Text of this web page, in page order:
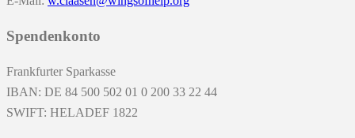
Spendenkonto
Frankfurter Sparkasse
IBAN: DE 84 500 502 01 0 200 33 22 44
SWIFT: HELADEF 1822